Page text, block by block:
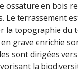
ossature en bois
Le terrassement
la topographie du
grave enrichie
sont dirigées
la